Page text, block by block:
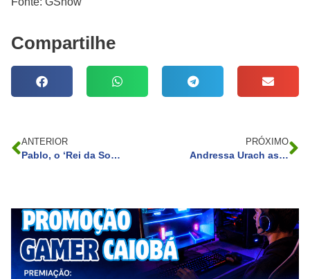
Compartilhe
ANTERIOR
Pablo, o ‘Rei da Sofrência’, curte lua de mel com a mulher em Jeri e fala sobre novos projetos
PRÓXIMO
Andressa Urach assume volta à prostituição e revela se tentou ‘matar’ o filho